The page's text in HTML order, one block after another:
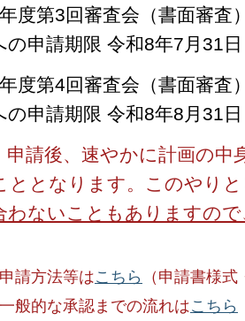
度第3回審査会（書面審査
申請期限 令和8年7月31
度第4回審査会（書面審査
申請期限 令和8年8月31
申請後、速やかに計画の
ととなります。このやり
わないこともありますの
請方法等はこちら
（申請書様
般的な承認までの流れはこちら